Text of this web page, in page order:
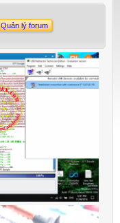
Quản lý forum